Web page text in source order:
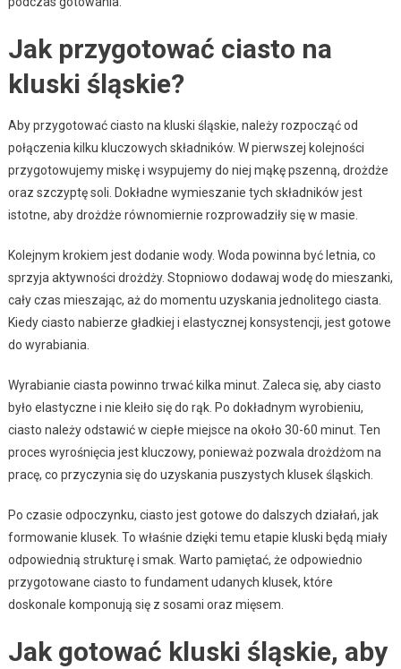
Jak przygotować ciasto na
kluski śląskie?
Aby przygotować ciasto na kluski śląskie, należy rozpocząć od
połączenia kilku kluczowych składników. W pierwszej kolejności
przygotowujemy miskę i wsypujemy do niej mąkę pszenną, drożdże
oraz szczyptę soli. Dokładne wymieszanie tych składników jest
istotne, aby drożdże równomiernie rozprowadziły się w masie.
Kolejnym krokiem jest dodanie wody. Woda powinna być letnia, co
sprzyja aktywności drożdży. Stopniowo dodawaj wodę do mieszanki,
cały czas mieszając, aż do momentu uzyskania jednolitego ciasta.
Kiedy ciasto nabierze gładkiej i elastycznej konsystencji, jest gotowe
do wyrabiania.
Wyrabianie ciasta powinno trwać kilka minut. Zaleca się, aby ciasto
było elastyczne i nie kleiło się do rąk. Po dokładnym wyrobieniu,
ciasto należy odstawić w ciepłe miejsce na około 30-60 minut. Ten
proces wyrośnięcia jest kluczowy, ponieważ pozwala drożdżom na
pracę, co przyczynia się do uzyskania puszystych klusek śląskich.
Po czasie odpoczynku, ciasto jest gotowe do dalszych działań, jak
formowanie klusek. To właśnie dzięki temu etapie kluski będą miały
odpowiednią strukturę i smak. Warto pamiętać, że odpowiednio
przygotowane ciasto to fundament udanych klusek, które
doskonale komponują się z sosami oraz mięsem.
Jak gotować kluski śląskie, aby